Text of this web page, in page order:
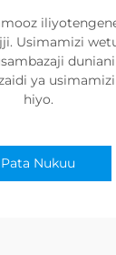
Usimamizi
ya
hiyo.
Pata Nukuu